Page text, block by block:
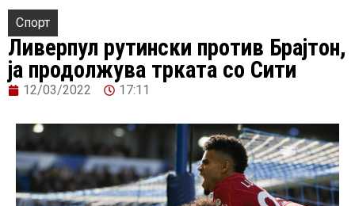
Спорт
Ливерпул рутински против Брајтон,
ја продолжува трката со Сити
12/03/2022 17:11